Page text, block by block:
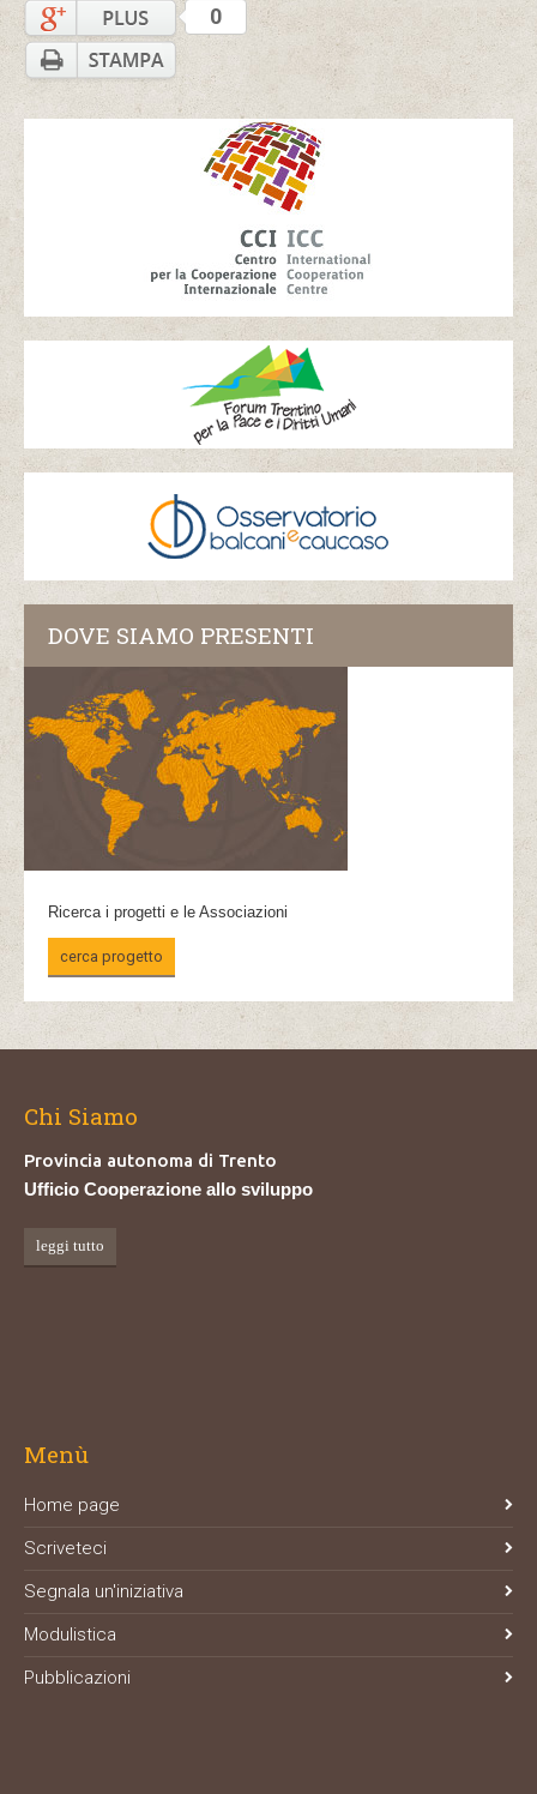
0
DOVE SIAMO PRESENTI
Ricerca i progetti e le Associazioni
cerca progetto
Chi Siamo
Provincia autonoma di Trento
Ufficio Cooperazione allo sviluppo
leggi tutto
Menù
Home page
Scriveteci
Segnala un'iniziativa
Modulistica
Pubblicazioni